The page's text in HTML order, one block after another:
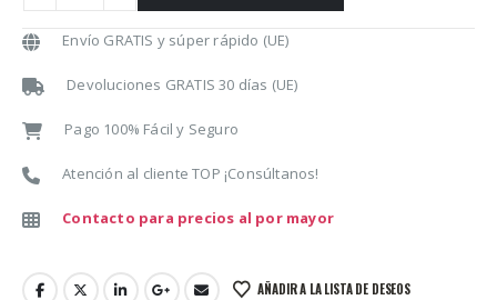
Envío GRATIS y súper rápido (UE)
Devoluciones GRATIS 30 días (UE)
Pago 100% Fácil y Seguro
Atención al cliente TOP ¡Consúltanos!
Contacto para precios al por mayor
AÑADIR A LA LISTA DE DESEOS